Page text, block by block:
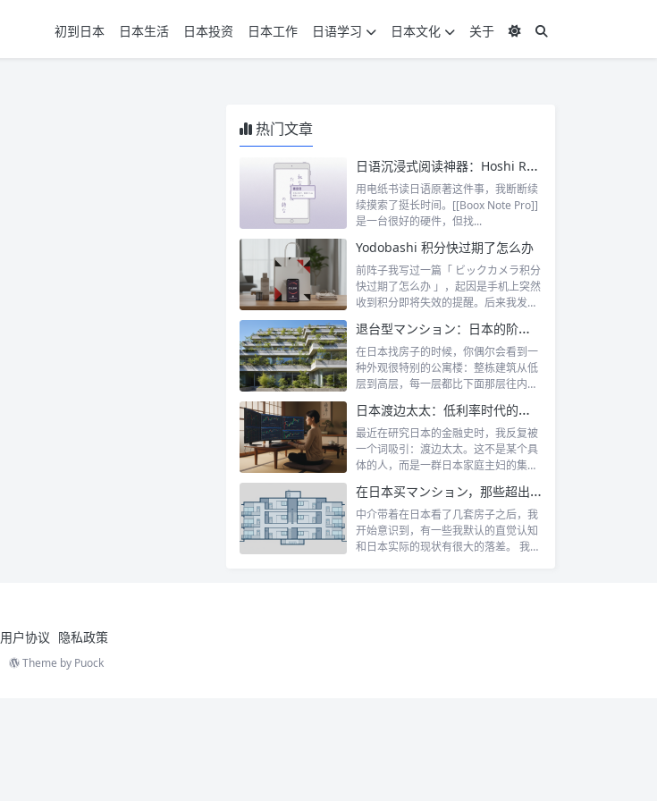
初到日本 日本生活 日本投资 日本工作 日语学习 日本文化 关于
热门文章
日语沉浸式阅读神器：Hoshi Reader Android 与 Chimahon
用电纸书读日语原著这件事，我断断续
续摸索了挺长时间。[[Boox Note Pro]]
是一台很好的硬件，但找...
Yodobashi 积分快过期了怎么办
前阵子我写过一篇「 ビックカメラ积分
快过期了怎么办 」，起因是手机上突然
收到积分即将失效的提醒。后来我发
退台型マンション：日本的阶梯式露台公寓是什么
在日本找房子的时候，你偶尔会看到一
种外观很特别的公寓楼：整栋建筑从低
层到高层，每一层都比下面那层往内缩
日本渡边太太：低利率时代的散户传奇
最近在研究日本的金融史时，我反复被
一个词吸引：渡边太太。这不是某个具
体的人，而是一群日本家庭主妇的集体
在日本买マンション，那些超出认知的所有权规则
中介带着在日本看了几套房子之后，我
开始意识到，有一些我默认的直觉认知
和日本实际的现状有很大的落差。 我自
用户协议 隐私政策
Theme by Puock